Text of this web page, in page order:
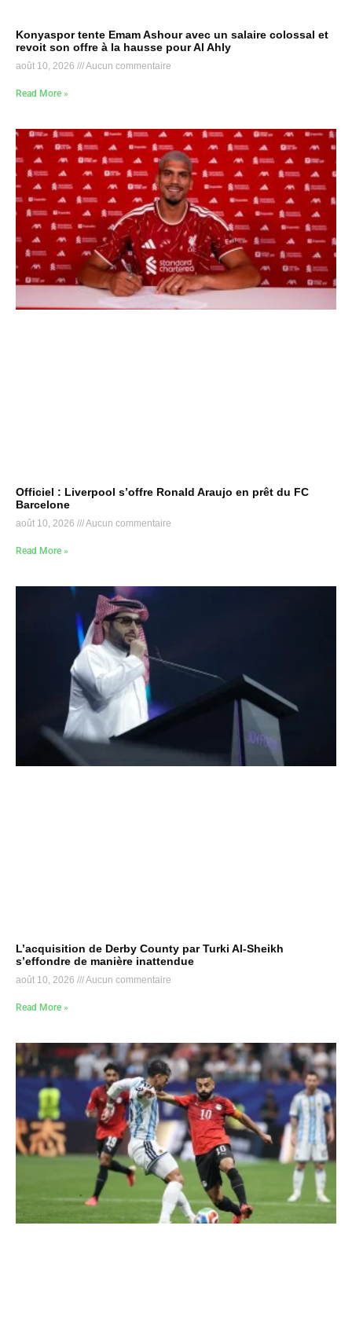
Konyaspor tente Emam Ashour avec un salaire colossal et
revoit son offre à la hausse pour Al Ahly
août 10, 2026 Aucun commentaire
Read More »
Officiel : Liverpool s’offre Ronald Araujo en prêt du FC
Barcelone
août 10, 2026 Aucun commentaire
Read More »
L’acquisition de Derby County par Turki Al-Sheikh
s’effondre de manière inattendue
août 10, 2026 Aucun commentaire
Read More »